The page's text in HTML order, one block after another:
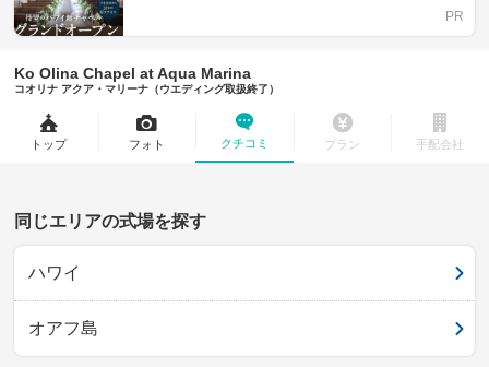
Ko Olina Chapel at Aqua Marina
コオリナ アクア・マリーナ（ウエディング取扱終了）
トップ フォト クチコミ プラン 手配会社
同じエリアの式場を探す
ハワイ
オアフ島